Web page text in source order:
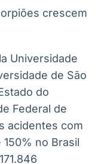
Broadcast
funcionalidades
e
Curadoria
Curadoria de
conteúdos
Universidade
de São
do
Federal de
acidentes com
no Brasil